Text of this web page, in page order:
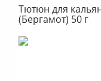
Тютюн для
(Бергамот) 50 г